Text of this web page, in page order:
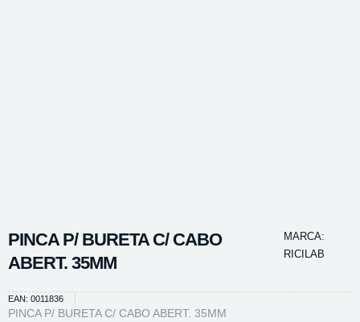
PINCA P/ BURETA C/ CABO
ABERT. 35MM
MARCA:
RICILAB
EAN: 0011836
PINCA P/ BURETA C/ CABO ABERT. 35MM